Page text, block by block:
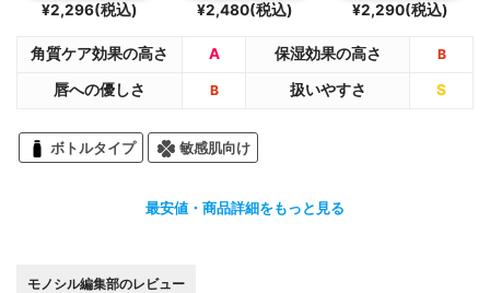
¥2,296(税込) ¥2,480(税込) ¥2,290(税込)
角質ケア効果の高さ A 保湿効果の高さ B
唇への優しさ B 扱いやすさ S
ボトルタイプ 敏感肌向け
最安値・商品詳細をもっと見る
モノシル編集部のレビュー